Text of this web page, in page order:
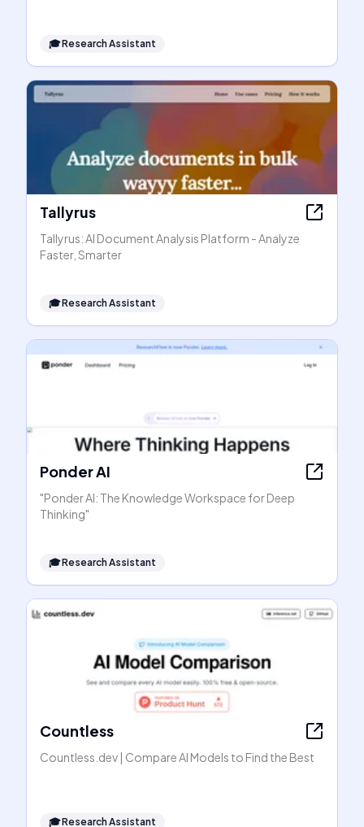
🎓Research Assistant
Tallyrus
Tallyrus: AI Document Analysis Platform - Analyze
Faster, Smarter
🎓Research Assistant
Ponder AI
"Ponder AI: The Knowledge Workspace for Deep
Thinking"
🎓Research Assistant
Countless
Countless.dev | Compare AI Models to Find the Best
🎓Research Assistant